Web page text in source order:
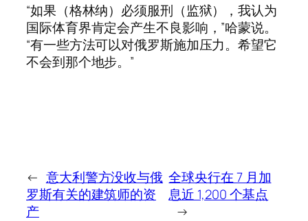
“如果（格林纳）必须服刑（监狱），我认为
国际体育界肯定会产生不良影响，”哈蒙说。
“有一些方法可以对俄罗斯施加压力。希望它
不会到那个地步。”
← 意大利警方没收与俄
罗斯有关的建筑师的资
产
全球央行在 7 月加
息近 1,200 个基点
→